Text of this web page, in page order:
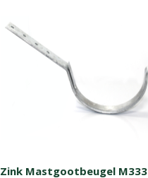
Zink Mastgootbeugel M333